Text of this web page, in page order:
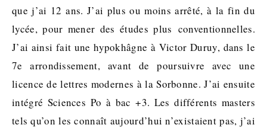
que j’ai 12 ans. J’ai plus ou moins arrêté, à la fin du
lycée, pour mener des études plus conventionnelles.
J’ai ainsi fait une hypokhâgne à Victor Duruy, dans le
7e arrondissement, avant de poursuivre avec une
licence de lettres modernes à la Sorbonne. J’ai ensuite
intégré Sciences Po à bac +3. Les différents masters
tels qu’on les connaît aujourd’hui n’existaient pas, j’ai